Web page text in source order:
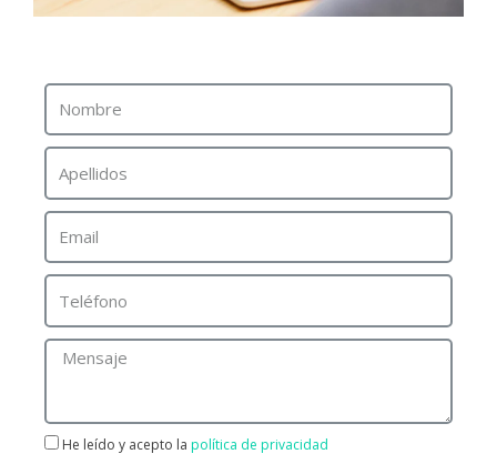
He leído y acepto la política de privacidad